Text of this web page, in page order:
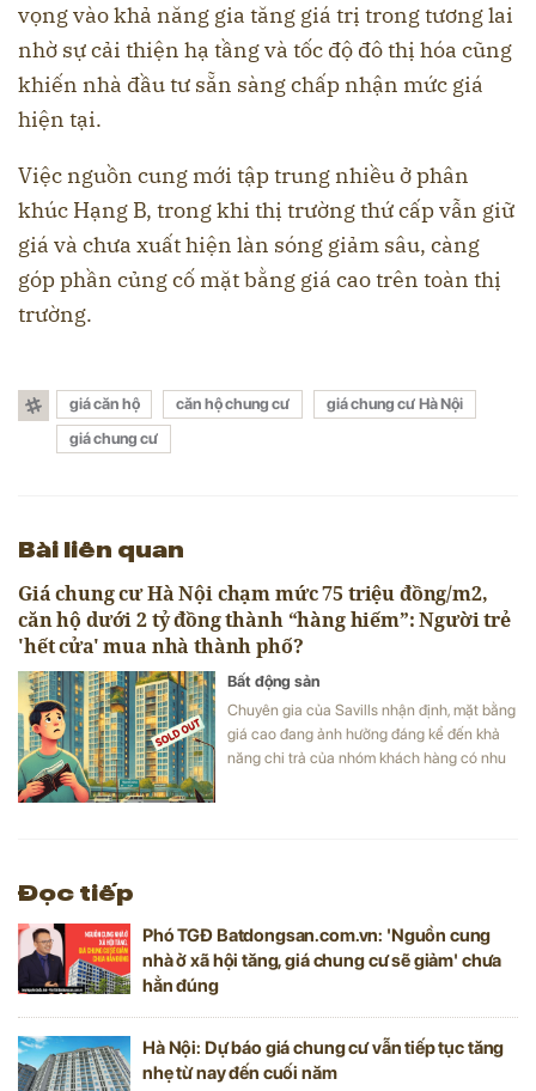
vọng vào khả năng gia tăng giá trị trong tương lai
nhờ sự cải thiện hạ tầng và tốc độ đô thị hóa cũng
khiến nhà đầu tư sẵn sàng chấp nhận mức giá
hiện tại.
Việc nguồn cung mới tập trung nhiều ở phân
khúc Hạng B, trong khi thị trường thứ cấp vẫn giữ
giá và chưa xuất hiện làn sóng giảm sâu, càng
góp phần củng cố mặt bằng giá cao trên toàn thị
trường.
giá căn hộ căn hộ chung cư
giá chung cư Hà Nội
giá chung cư
Bài liên quan
Giá chung cư Hà Nội chạm mức 75 triệu đồng/m2,
căn hộ dưới 2 tỷ đồng thành “hàng hiếm”: Người trẻ
'hết cửa' mua nhà thành phố?
Bất động sản
Chuyên gia của Savills nhận định, mặt bằng
giá cao đang ảnh hưởng đáng kể đến khả
năng chi trả của nhóm khách hàng có nhu
Đọc tiếp
Phó TGĐ Batdongsan.com.vn: 'Nguồn cung
nhà ở xã hội tăng, giá chung cư sẽ giảm' chưa
hẳn đúng
Hà Nội: Dự báo giá chung cư vẫn tiếp tục tăng
nhẹ từ nay đến cuối năm